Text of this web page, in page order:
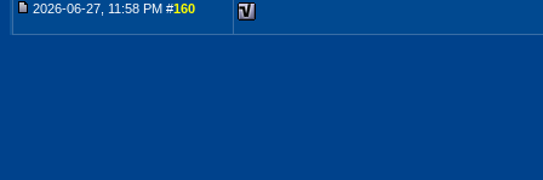
2026-06-27, 11:58 PM #160